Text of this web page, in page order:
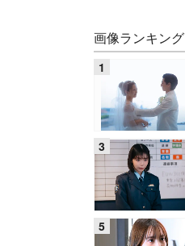
画像ランキング